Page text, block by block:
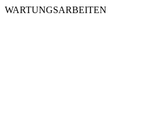
WARTUNGSARBEITEN